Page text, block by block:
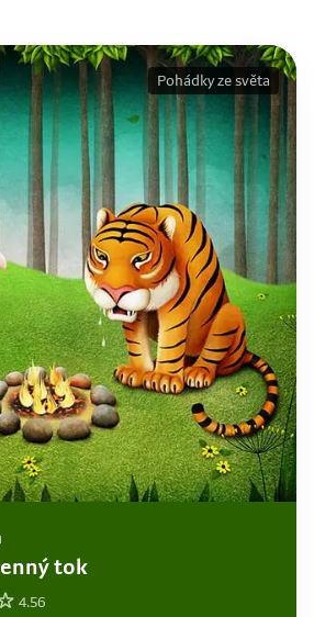
tok
4.56
Pohádky ze světa